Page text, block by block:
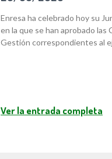
Enresa ha celebrado hoy su
en la que se han aprobado
Gestión correspondientes al
Ver la entrada completa